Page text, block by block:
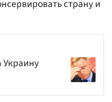
страну и